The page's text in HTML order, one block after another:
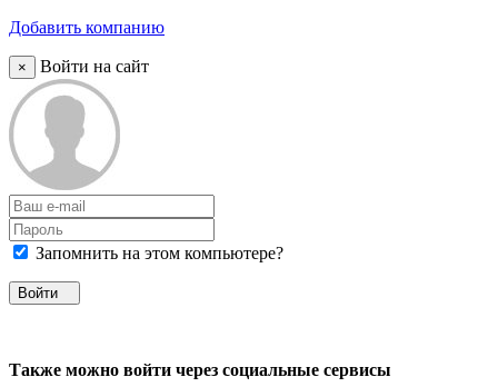
Добавить компанию
× Войти на сайт
Запомнить на этом компьютере?
Войти
Также можно войти через социальные сервисы